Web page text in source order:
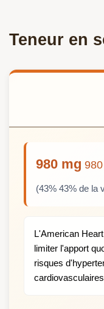
Teneur en
980 mg
(43% 43% de la
L'American
limiter l'apport
risques